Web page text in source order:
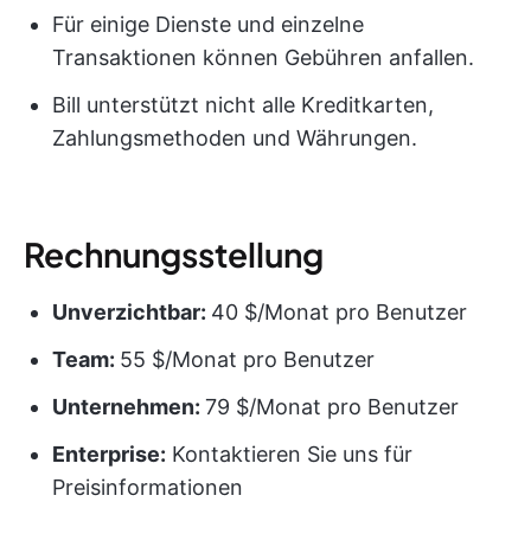
Für einige Dienste und einzelne
Transaktionen können Gebühren anfallen.
Bill unterstützt nicht alle Kreditkarten,
Zahlungsmethoden und Währungen.
Rechnungsstellung
Unverzichtbar: 40 $/Monat pro Benutzer
Team: 55 $/Monat pro Benutzer
Unternehmen: 79 $/Monat pro Benutzer
Enterprise: Kontaktieren Sie uns für
Preisinformationen